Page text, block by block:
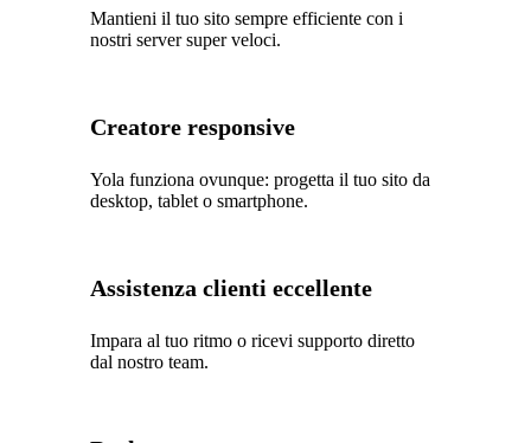
Mantieni il tuo sito sempre efficiente con i
nostri server super veloci.
Creatore responsive
Yola funziona ovunque: progetta il tuo sito da
desktop, tablet o smartphone.
Assistenza clienti eccellente
Impara al tuo ritmo o ricevi supporto diretto
dal nostro team.